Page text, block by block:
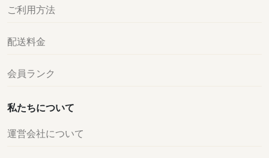
ご利用方法
配送料金
会員ランク
私たちについて
運営会社について